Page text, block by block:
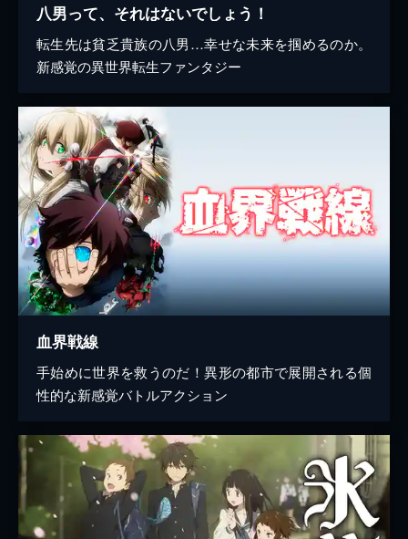
八男って、それはないでしょう！
転生先は貧乏貴族の八男…幸せな未来を掴めるのか。
新感覚の異世界転生ファンタジー
血界戦線
手始めに世界を救うのだ！異形の都市で展開される個
性的な新感覚バトルアクション